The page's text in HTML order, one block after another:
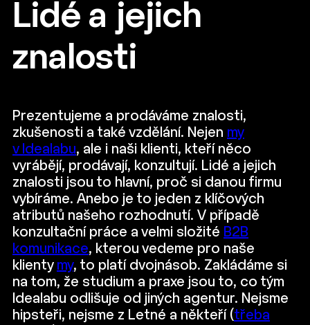
Lidé a jejich
znalosti
Prezentujeme a prodáváme znalosti,
zkušenosti a také vzdělání. Nejen my
v Idealabu, ale i naši klienti, kteří něco
vyrábějí, prodávají, konzultují. Lidé a jejich
znalosti jsou to hlavní, proč si danou firmu
vybíráme. Anebo je to jeden z klíčových
atributů našeho rozhodnutí. V případě
konzultační práce a velmi složité B2B
komunikace, kterou vedeme pro naše
klienty my, to platí dvojnásob. Zakládáme si
na tom, že studium a praxe jsou to, co tým
Idealabu odlišuje od jiných agentur. Nejsme
hipsteři, nejsme z Letné a někteří (třeba